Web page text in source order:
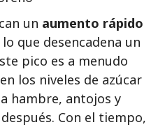
un aumento rápido
lo que desencadena un
pico es a menudo
los niveles de azúcar
hambre, antojos y
Con el tiempo,